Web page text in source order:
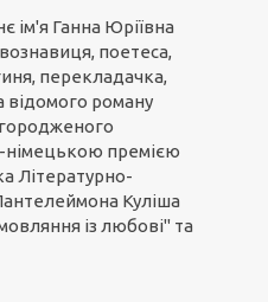
ім'я Ганна Юріївна
поетеса,
перекладачка,
роману
премією
Літературно-
Куліша
із любові" та